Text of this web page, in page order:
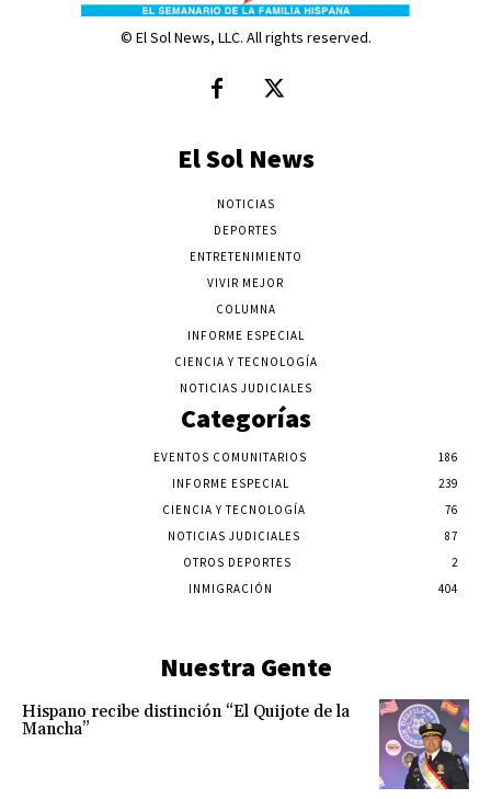
© El Sol News, LLC. All rights reserved.
El Sol News
NOTICIAS
DEPORTES
ENTRETENIMIENTO
VIVIR MEJOR
COLUMNA
INFORME ESPECIAL
CIENCIA Y TECNOLOGÍA
NOTICIAS JUDICIALES
Categorías
EVENTOS COMUNITARIOS
186
INFORME ESPECIAL
239
CIENCIA Y TECNOLOGÍA
76
NOTICIAS JUDICIALES
87
OTROS DEPORTES
2
INMIGRACIÓN
404
Nuestra Gente
Hispano recibe distinción “El Quijote de la
Mancha”